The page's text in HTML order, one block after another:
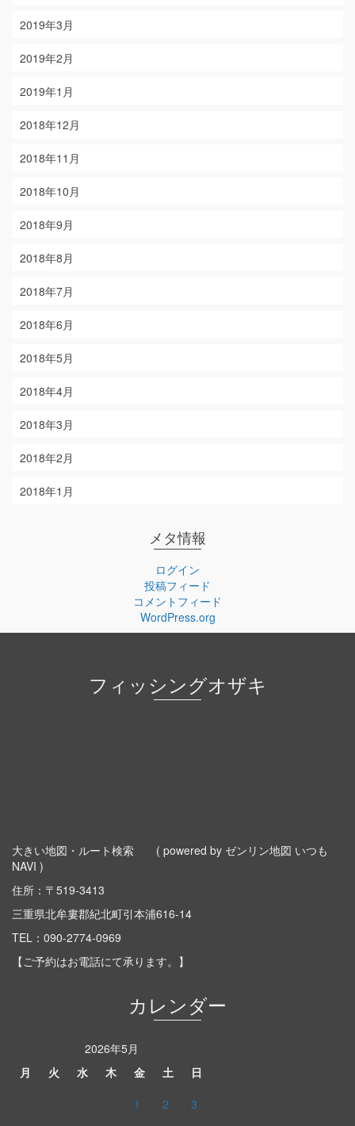
2019年3月
2019年2月
2019年1月
2018年12月
2018年11月
2018年10月
2018年9月
2018年8月
2018年7月
2018年6月
2018年5月
2018年4月
2018年3月
2018年2月
2018年1月
メタ情報
ログイン
投稿フィード
コメントフィード
WordPress.org
フィッシングオザキ
大きい地図・ルート検索
( powered by ゼンリン地図 いつも
NAVI )
住所：〒519-3413
三重県北牟婁郡紀北町引本浦616-14
TEL： 090-2774-0969
【ご予約はお電話にて承ります。】
カレンダー
2026年5月
月
火 水 木 金 土
日
1
2
3